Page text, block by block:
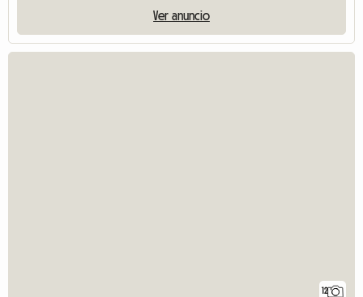
Ver anuncio
12